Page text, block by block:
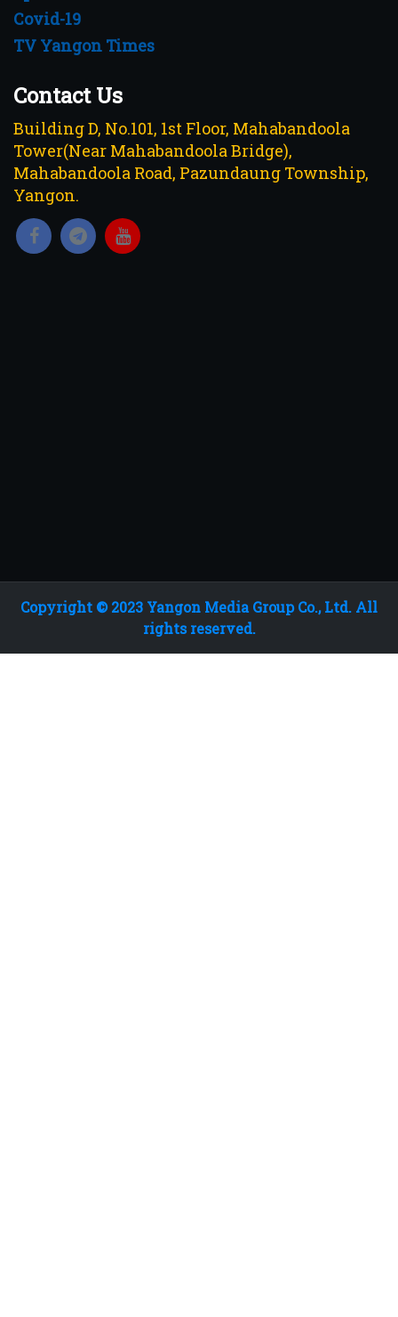
Covid-19
TV Yangon Times
Contact Us
Building D, No.101, 1st Floor, Mahabandoola
Tower(Near Mahabandoola Bridge),
Mahabandoola Road, Pazundaung Township,
Yangon.
Copyright © 2023 Yangon Media Group Co., Ltd. All
rights reserved.